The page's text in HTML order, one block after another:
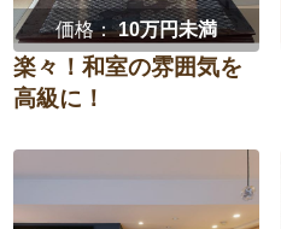
価格：10万円未満
楽々！和室の雰囲気を
高級に！